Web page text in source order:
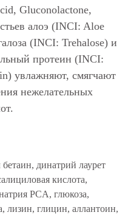
Gluconolactone,
алоэ (INCI: Aloe
(INCI: Trehalose) и
протеин (INCI:
увлажняют, смягчают
нежелательных
динатрий лаурет
кислота,
PCA, глюкоза,
лизин, глицин, аллантоин,